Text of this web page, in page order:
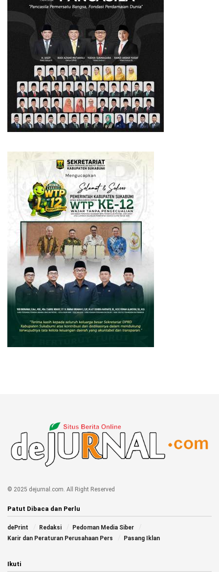
© 2025 dejurnal.com. All Right Reserved
Patut Dibaca dan Perlu
dePrint Redaksi
Pedoman Media Siber
Karir dan Peraturan Perusahaan Pers
Pasang Iklan
Ikuti